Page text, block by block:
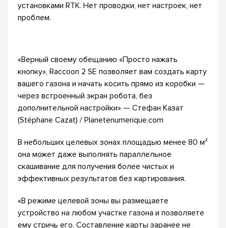
установками RTK. Нет проводки, нет настроек, нет
проблем.
«Верный своему обещанию «Просто нажать
кнопку», Raccoon 2 SE позволяет вам создать карту
вашего газона и начать косить прямо из коробки —
через встроенный экран робота, без
дополнительной настройки» — Стефан Казат
(Stéphane Cazat) / Planetenumerique.com
В небольших целевых зонах площадью менее 80 м²
она может даже выполнять параллельное
скашивание для получения более чистых и
эффективных результатов без картирования.
«В режиме целевой зоны вы размещаете
устройство на любом участке газона и позволяете
ему стричь его. Составление карты заранее не